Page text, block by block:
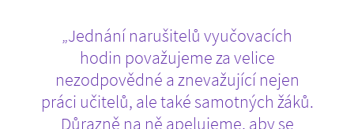
„Jednání narušitelů vyučovacích
hodin považujeme za velice
nezodpovědné a znevažující nejen
práci učitelů, ale také samotných žáků.
Důrazně na ně apelujeme, aby se